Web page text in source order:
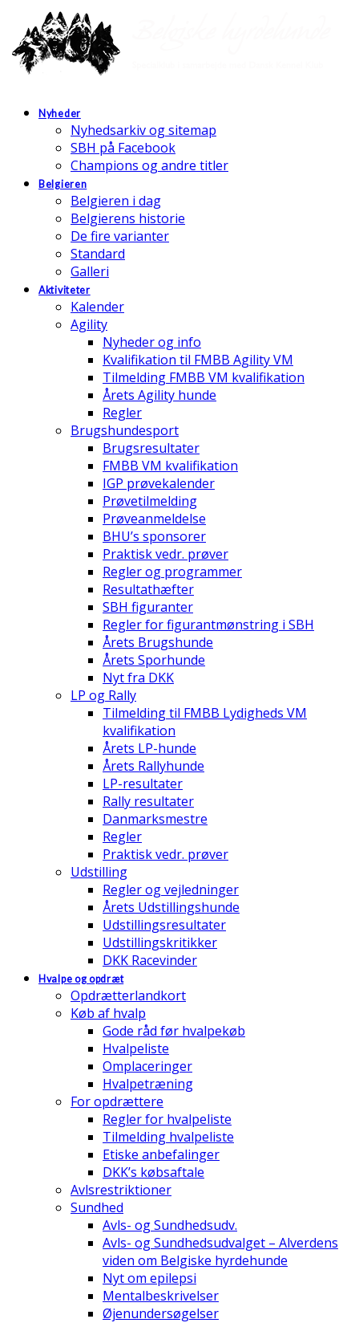
Nyheder
Nyhedsarkiv og sitemap
SBH på Facebook
Champions og andre titler
Belgieren
Belgieren i dag
Belgierens historie
De fire varianter
Standard
Galleri
Aktiviteter
Kalender
Agility
Nyheder og info
Kvalifikation til FMBB Agility VM
Tilmelding FMBB VM kvalifikation
Årets Agility hunde
Regler
Brugshundesport
Brugsresultater
FMBB VM kvalifikation
IGP prøvekalender
Prøvetilmelding
Prøveanmeldelse
BHU’s sponsorer
Praktisk vedr. prøver
Regler og programmer
Resultathæfter
SBH figuranter
Regler for figurantmønstring i SBH
Årets Brugshunde
Årets Sporhunde
Nyt fra DKK
LP og Rally
Tilmelding til FMBB Lydigheds VM
kvalifikation
Årets LP-hunde
Årets Rallyhunde
LP-resultater
Rally resultater
Danmarksmestre
Regler
Praktisk vedr. prøver
Udstilling
Regler og vejledninger
Årets Udstillingshunde
Udstillingsresultater
Udstillingskritikker
DKK Racevinder
Hvalpe og opdræt
Opdrætterlandkort
Køb af hvalp
Gode råd før hvalpekøb
Hvalpeliste
Omplaceringer
Hvalpetræning
For opdrættere
Regler for hvalpeliste
Tilmelding hvalpeliste
Etiske anbefalinger
DKK’s købsaftale
Avlsrestriktioner
Sundhed
Avls- og Sundhedsudv.
Avls- og Sundhedsudvalget – Alverdens
viden om Belgiske hyrdehunde
Nyt om epilepsi
Mentalbeskrivelser
Øjenundersøgelser